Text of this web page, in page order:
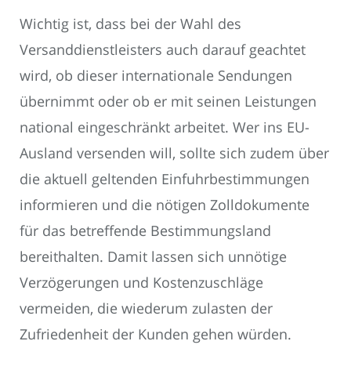
Wichtig ist, dass bei der Wahl des
Versanddienstleisters auch darauf geachtet
wird, ob dieser internationale Sendungen
übernimmt oder ob er mit seinen Leistungen
national eingeschränkt arbeitet. Wer ins EU-
Ausland versenden will, sollte sich zudem über
die aktuell geltenden Einfuhrbestimmungen
informieren und die nötigen Zolldokumente
für das betreffende Bestimmungsland
bereithalten. Damit lassen sich unnötige
Verzögerungen und Kostenzuschläge
vermeiden, die wiederum zulasten der
Zufriedenheit der Kunden gehen würden.